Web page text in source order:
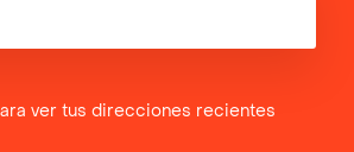
ver tus direcciones recientes